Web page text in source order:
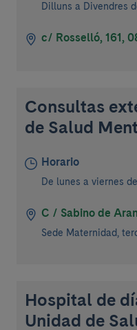
Dilluns a Divendres
c/ Rosselló, 161,
Consultas
de Salud
Horario
De lunes a viernes
C / Sabino de
Sede Maternidad,
Hospital de
Unidad de